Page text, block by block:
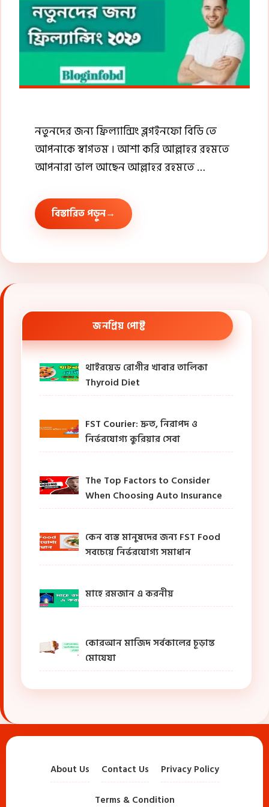
নতুনদের জন্য ফ্রিল্যান্সিং ব্লগইনফো বিডি তে
আপনাকে স্বাগতম । আশা করি আল্লাহর রহমতে
আপনারা ভাল আছেন আল্লাহর রহমতে …
বিস্তারিত পড়ুন
জনপ্রিয় পোষ্ট
থাইরয়েড রোগীর খাবার তালিকা
Thyroid Diet
FST Courier: দ্রুত, নিরাপদ ও
নির্ভরযোগ্য কুরিয়ার সেবা
The Top Factors to Consider
When Choosing Auto Insurance
কেন ব্যস্ত মানুষদের জন্য FST Food
সবচেয়ে নির্ভরযোগ্য সমাধান
মাহে রমজান এ করনীয়
কোরআন মাজিদ সর্বকালের চূড়ান্ত
মোযেযা
About Us Contact Us Privacy Policy
Terms & Condition